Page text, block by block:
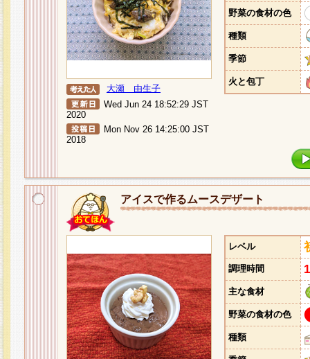
大瀬 由生子
Wed Jun 24 18:52:29 JST
2020
Mon Nov 26 14:25:00 JST
2018
野菜の食材の色
種類
季節
火と包丁
アイスで作るムースデザート
レベル
調理時間
主な食材
野菜の食材の色
種類